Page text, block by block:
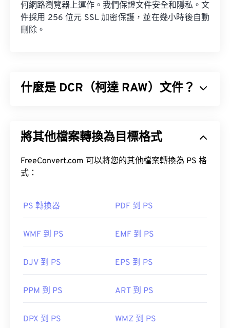
何網路瀏覽器上運作。我們保證文件安全和隱私。文
件採用 256 位元 SSL 加密保護，並在幾小時後自動
刪除。
什麼是 DCR（柯達 RAW）文件？
統 (DCS) 系列相機的一部分，並配備專用軟體。雖
多柯達相機仍然支援 DCR 格式。
使用柯達的舊版軟體 Kodak Photodesk 可以輕鬆開
Adobe Photoshop Lightroom
Adobe
開啟 DCR 檔案的免費替代方案是 XnView MP
此可以輕鬆轉換為更常見的文件格式。
將其他檔案轉換為目標格式
FreeConvert.com 可以將您的其他檔案轉換為 PS 格
式：
PS 轉換器 PDF 到 PS
WMF 到 PS EMF 到 PS
DJV 到 PS EPS 到 PS
PPM 到 PS ART 到 PS
DPX 到 PS WMZ 到 PS